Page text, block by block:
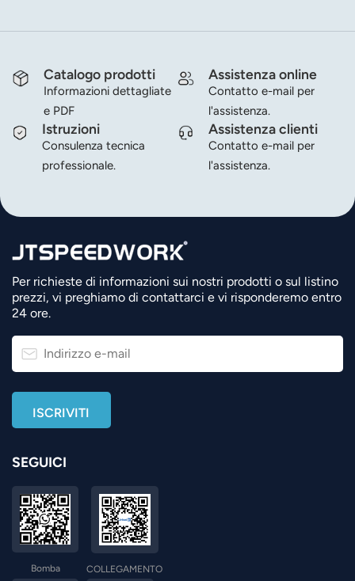
Catalogo prodotti
Informazioni dettagliate
e PDF
Assistenza online
Contatto e-mail per
l'assistenza.
Istruzioni
Consulenza tecnica
professionale.
Assistenza clienti
Contatto e-mail per
l'assistenza.
Per richieste di informazioni sui nostri prodotti o sul listino
prezzi, vi preghiamo di contattarci e vi risponderemo entro
24 ore.
SEGUICI
Bomba COLLEGAMENTO